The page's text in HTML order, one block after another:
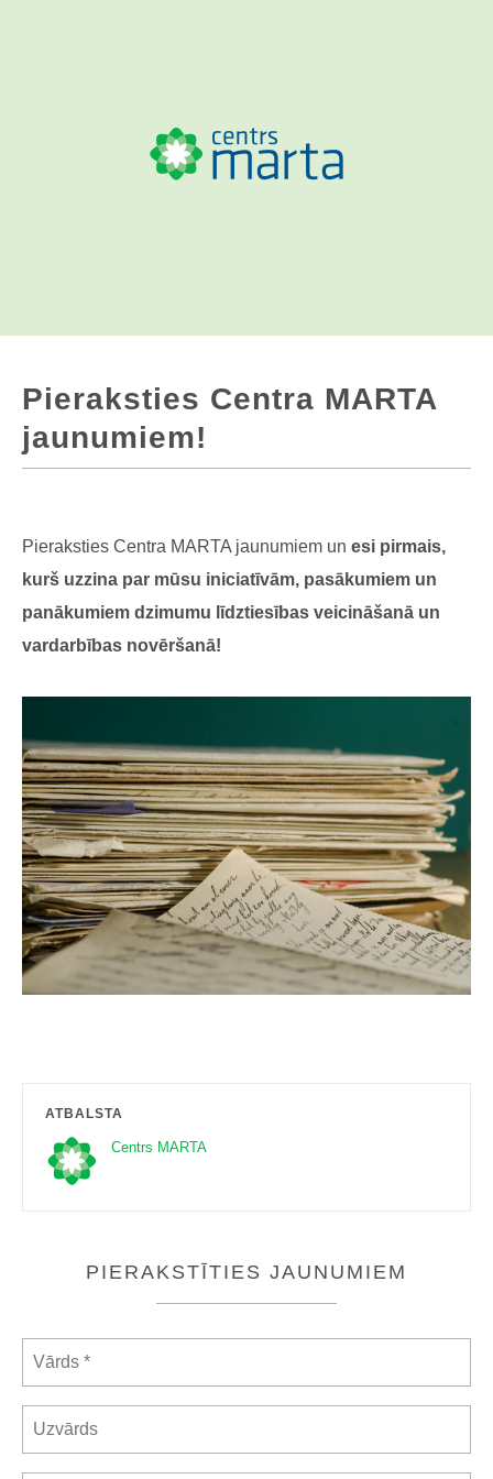
​Pieraksties Centra MARTA
jaunumiem!
Pieraksties Centra MARTA jaunumiem un esi pirmais,
kurš uzzina par mūsu iniciatīvām, pasākumiem un
panākumiem dzimumu līdztiesības veicināšanā un
vardarbības novēršanā!
ATBALSTA
Centrs MARTA
PIERAKSTĪTIES JAUNUMIEM